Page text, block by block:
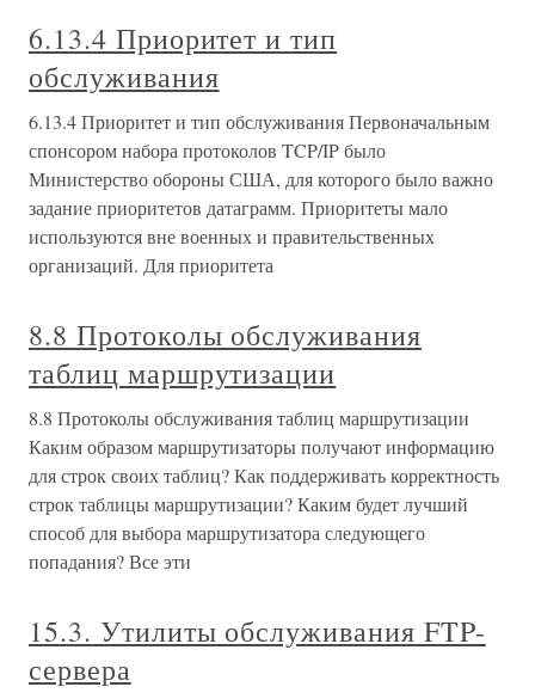
6.13.4 Приоритет и тип
обслуживания
6.13.4 Приоритет и тип обслуживания Первоначальным
спонсором набора протоколов TCP/IP было
Министерство обороны США, для которого было важно
задание приоритетов датаграмм. Приоритеты мало
используются вне военных и правительственных
организаций. Для приоритета
8.8 Протоколы обслуживания
таблиц маршрутизации
8.8 Протоколы обслуживания таблиц маршрутизации
Каким образом маршрутизаторы получают информацию
для строк своих таблиц? Как поддерживать корректность
строк таблицы маршрутизации? Каким будет лучший
способ для выбора маршрутизатора следующего
попадания? Все эти
15.3. Утилиты обслуживания FTP-
сервера